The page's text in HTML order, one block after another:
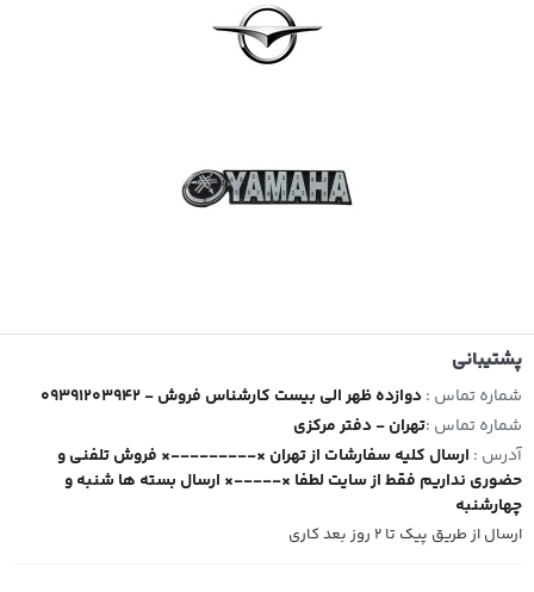
پشتیبانی
شماره تماس : 09391203942 - دوازده ظهر الی بیست کارشناس فروش
شماره تماس :تهران - دفتر مرکزی
آدرس : ارسال کلیه سفارشات از تهران ×---------× فروش تلفنی و
حضوری نداریم فقط از سایت لطفا ×-----× ارسال بسته ها شنبه و
چهارشنبه
ارسال از طریق پیک تا ۲ روز بعد کاری